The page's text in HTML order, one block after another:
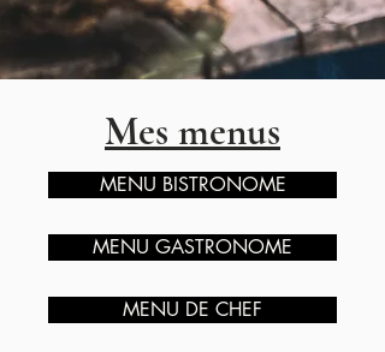
Mes menus
MENU BISTRONOME
MENU GASTRONOME
MENU DE CHEF